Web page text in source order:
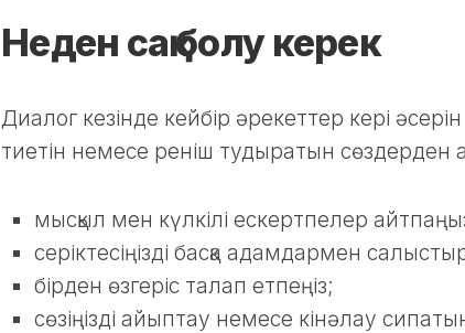
Неден сақ болу керек
Диалог кезінде кейбір әрекеттер кері
тиетін немесе реніш тудыратын сөздерден
мысқыл мен күлкілі ескертпелер
серіктесіңізді басқа адамдармен
бірден өзгеріс талап етпеңіз;
сөзіңізді айыптау немесе кінәлау